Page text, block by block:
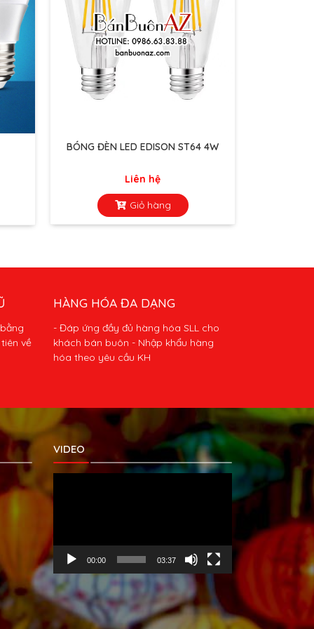
BÓNG ĐÈN LED EDISON ST64 4W
Liên hệ
Giỏ hàng
về
HÀNG HÓA ĐA DẠNG
- Đáp ứng đầy đủ hàng hóa SLL cho
khách bán buôn - Nhập khẩu hàng
hóa theo yêu cầu KH
VIDEO
chơi
00:00 03:37